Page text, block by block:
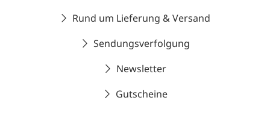
Rund um Lieferung & Versand
Sendungsverfolgung
Newsletter
Gutscheine